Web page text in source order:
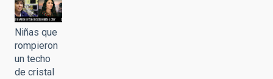
Niñas que
rompieron
un techo
de cristal